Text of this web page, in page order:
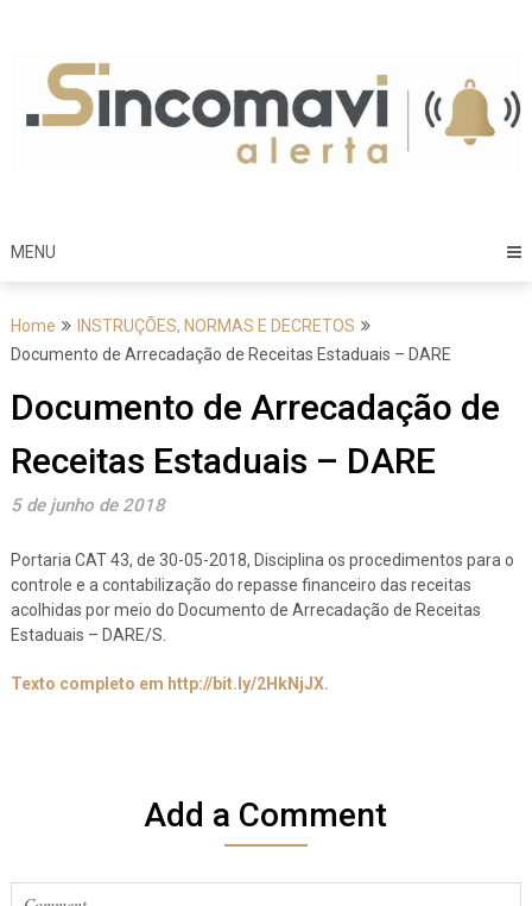
content
MENU
Home
INSTRUÇÕES, NORMAS E DECRETOS
Documento de Arrecadação de Receitas Estaduais – DARE
Documento de Arrecadação de
Receitas Estaduais – DARE
5 de junho de 2018
Portaria CAT 43, de 30-05-2018, Disciplina os procedimentos para o
controle e a contabilização do repasse financeiro das receitas
acolhidas por meio do Documento de Arrecadação de Receitas
Estaduais – DARE/S.
Texto completo em http://bit.ly/2HkNjJX.
Add a Comment